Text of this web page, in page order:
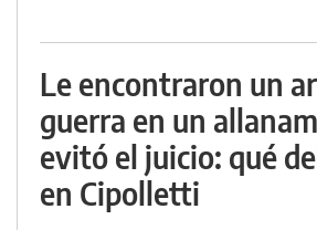
Le encontraron un
guerra en un
evitó el juicio: qué
en Cipolletti